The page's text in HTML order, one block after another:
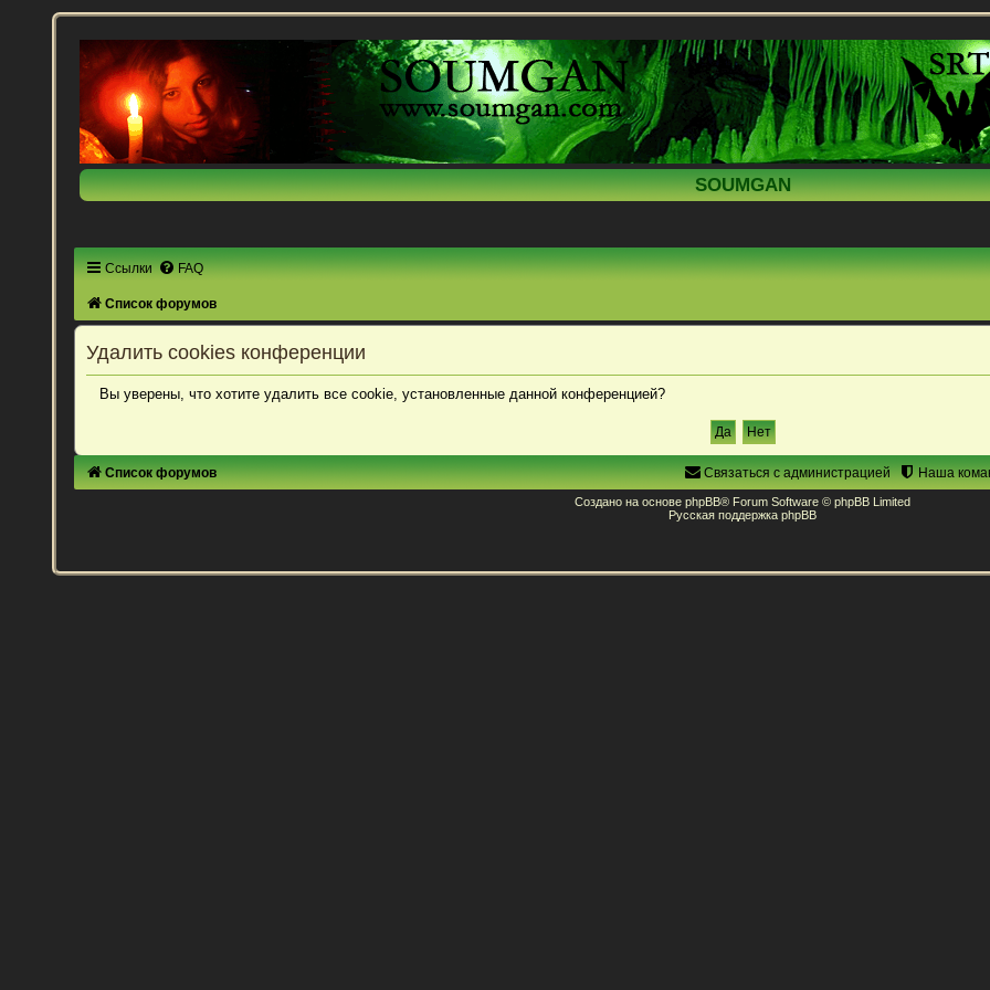
SOUMGAN
Ссылки FAQ
Список форумов
Удалить cookies конференции
Вы уверены, что хотите удалить все cookie, установленные данной конференцией?
Список форумов Наша
Связаться с администрацией
Создано на основе phpBB® Forum Software © phpBB Limited
Русская поддержка phpBB